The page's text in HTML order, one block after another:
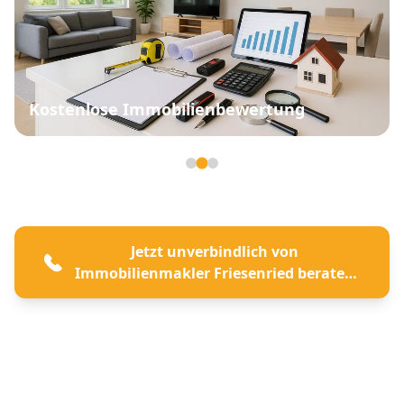
Kostenlose Immobilienbewertung
Jetzt unverbindlich von
Immobilienmakler Friesenried beraten
lassen